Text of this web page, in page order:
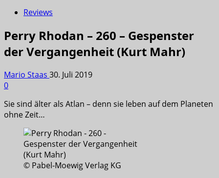
Reviews
Perry Rhodan – 260 – Gespenster
der Vergangenheit (Kurt Mahr)
Mario Staas 30. Juli 2019
0
Sie sind älter als Atlan – denn sie leben auf dem Planeten
ohne Zeit…
© Pabel-Moewig Verlag KG